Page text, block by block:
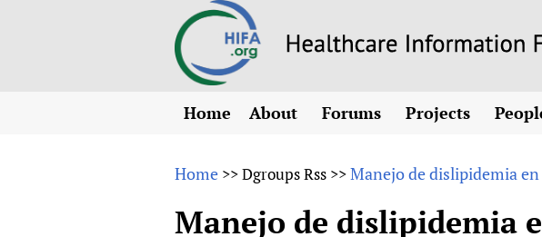
to
Home
About
Why HIFA is needed
Vision and Strategy
Forums
All)
CHIFA (child health and
Projects
Evidence-informed
Open access
Main
Home >>Dgroups Rss >>Manejo de dislipidemia
Manejo de dislipidemia